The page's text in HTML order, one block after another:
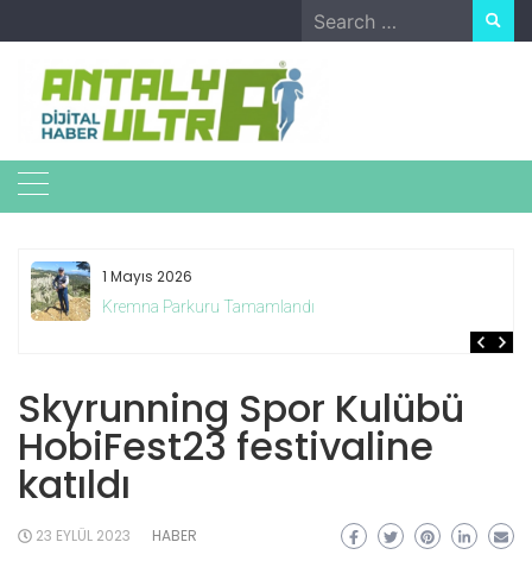
to
content
Search
for:
1 Mayıs 2026
Kremna Parkuru Tamamlandı
Skyrunning Spor Kulübü
HobiFest23 festivaline
katıldı
23 EYLÜL 2023 HABER